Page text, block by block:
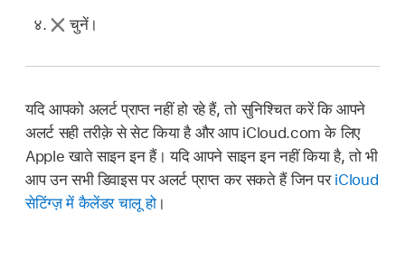
चुनें।
यदि आपको अलर्ट प्राप्त नहीं हो रहे हैं, तो सुनिश्चित करें कि आपने
अलर्ट सही तरीक़े से सेट किया है और आप iCloud.com के लिए
Apple खाते साइन इन हैं। यदि आपने साइन इन नहीं किया है, तो भी
आप उन सभी डिवाइस पर अलर्ट प्राप्त कर सकते हैं जिन पर iCloud
सेटिंग्ज़ में कैलेंडर चालू हो।